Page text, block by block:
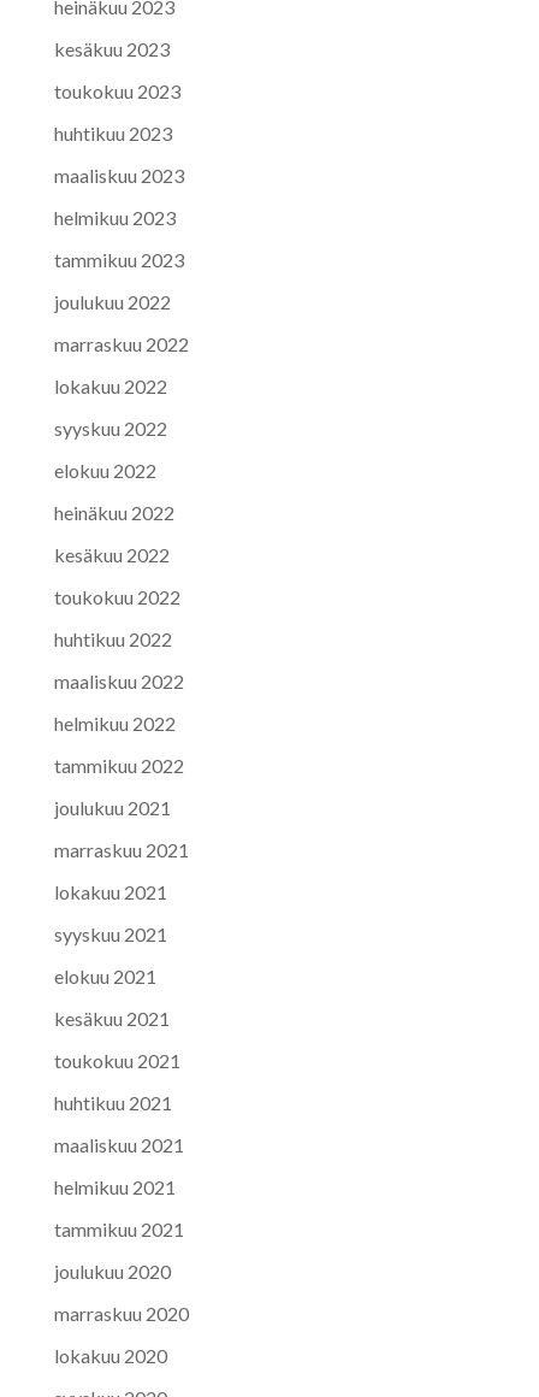
heinäkuu 2023
kesäkuu 2023
toukokuu 2023
huhtikuu 2023
maaliskuu 2023
helmikuu 2023
tammikuu 2023
joulukuu 2022
marraskuu 2022
lokakuu 2022
syyskuu 2022
elokuu 2022
heinäkuu 2022
kesäkuu 2022
toukokuu 2022
huhtikuu 2022
maaliskuu 2022
helmikuu 2022
tammikuu 2022
joulukuu 2021
marraskuu 2021
lokakuu 2021
syyskuu 2021
elokuu 2021
kesäkuu 2021
toukokuu 2021
huhtikuu 2021
maaliskuu 2021
helmikuu 2021
tammikuu 2021
joulukuu 2020
marraskuu 2020
lokakuu 2020